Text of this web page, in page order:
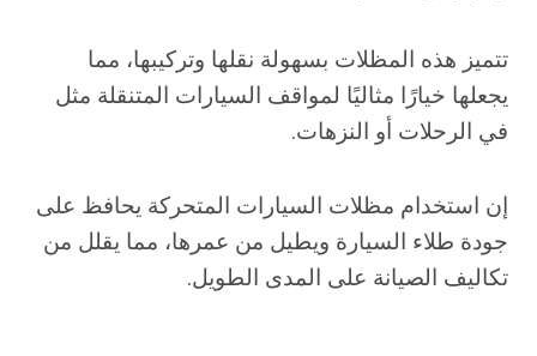
تتميز هذه المظلات بسهولة نقلها وتركيبها، مما
يجعلها خيارًا مثاليًا لمواقف السيارات المتنقلة مثل
في الرحلات أو النزهات.
إن استخدام مظلات السيارات المتحركة يحافظ على
جودة طلاء السيارة ويطيل من عمرها، مما يقلل من
تكاليف الصيانة على المدى الطويل.